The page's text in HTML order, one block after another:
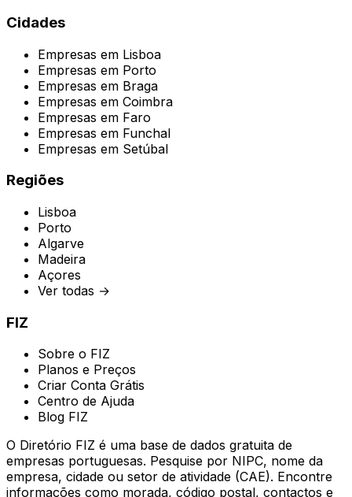
Cidades
Empresas em Lisboa
Empresas em Porto
Empresas em Braga
Empresas em Coimbra
Empresas em Faro
Empresas em Funchal
Empresas em Setúbal
Regiões
Lisboa
Porto
Algarve
Madeira
Açores
Ver todas →
FIZ
Sobre o FIZ
Planos e Preços
Criar Conta Grátis
Centro de Ajuda
Blog FIZ
O Diretório FIZ é uma base de dados gratuita de
empresas portuguesas. Pesquise por NIPC, nome da
empresa, cidade ou setor de atividade (CAE). Encontre
informações como morada, código postal, contactos e